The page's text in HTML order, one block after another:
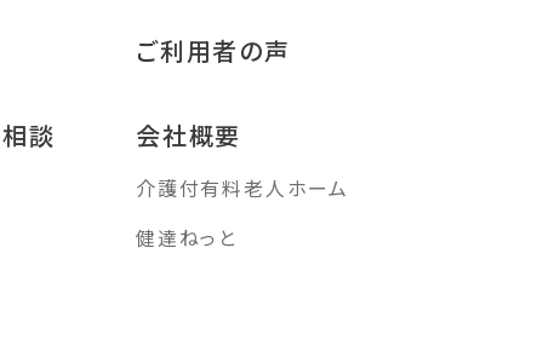
談
ご利用者の声
会社概要
介護付有料老人ホーム
健達ねっと